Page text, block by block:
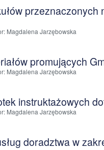
: Magdalena Jarzębowska
promujących
: Magdalena Jarzębowska
instruktażowych
: Magdalena Jarzębowska
doradztwa w